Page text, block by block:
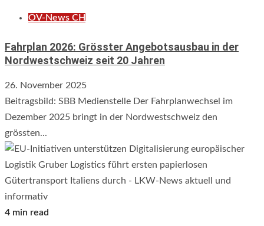
ÖV-News CH
Fahrplan 2026: Grösster Angebotsausbau in der
Nordwestschweiz seit 20 Jahren
26. November 2025
Beitragsbild: SBB Medienstelle Der Fahrplanwechsel im
Dezember 2025 bringt in der Nordwestschweiz den
grössten...
4 min read